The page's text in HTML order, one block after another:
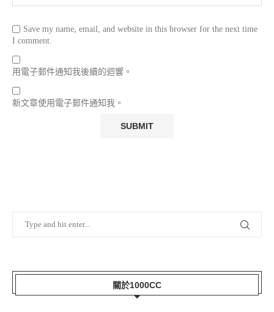
Save my name, email, and website in this browser for the next time
I comment.
用電子郵件通知我後續的迴響。
新文章使用電子郵件通知我。
關於1000CC